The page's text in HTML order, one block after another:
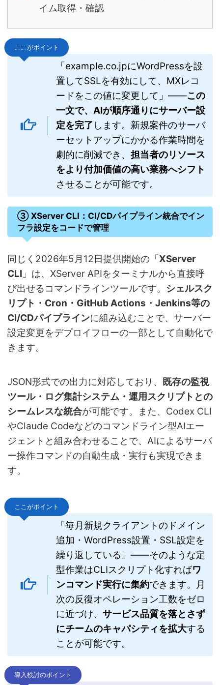
イム取得・確認
ここがポイント
「example.co.jpにWordPressを設
置してSSLを有効にして、MXレコ
ードをこの値に変更して」——この
一文で、AIが順序通りにサーバー設
定を完了 します。新規案件のサーバ
ーセットアップにかかる作業時間を
劇的に削減でき、 担当者のリソース
をより付加価値の高い業務へシフト
させることが可能です。
③ XServer CLI：CI/CDパイプライン統合でイン
フラ設定をコードで管理
同じく2026年5月12日提供開始の「XServer
CLI 」は、XServer APIをターミナルから直接呼
び出せるコマンドラインツールです。 シェルスク
リプト・Cron・GitHub Actions・Jenkins等の
CI/CDパイプラインに組み込むことで、サーバー
設定変更をデプロイフローの一部として自動化で
きます。
JSON形式での出力に対応しており、 既存の監視
ツール・ログ集計システム・運用スクリプトとの
シームレスな統合が可能です。また、Codex CLI
やClaude Codeなどのコマンドライン型AIエー
ジェントと組み合わせることで、AIによるサーバ
ー操作コマンドの自動生成・実行も実現できま
す。
ここがポイント
「毎月新規クライアントのドメイン
追加・WordPress設置・SSL設定を
繰り返している」——そのような定
型作業はCLIスクリプト化すればワ
ンコマンド実行に集約できます。月
次の反復オペレーション工数をゼロ
に近づけ、 サービス品質を落とさず
にチームのキャパシティを拡大する
ことが可能です。
導入検討のポイント